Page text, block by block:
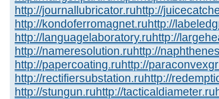
http://journallubricator.ruhttp://
http://kondoferromagnet.ruhttp://
http://languagelaboratory.ruhttp://
http://nameresolution.ruhttp://
http://papercoating.ruhttp://
http://rectifiersubstation.ruhttp://
http://stungun.ruhttp://tacticaldiameter.ru